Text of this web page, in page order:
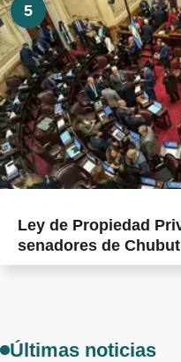
5
Ley de Propiedad
senadores de
Últimas noticias